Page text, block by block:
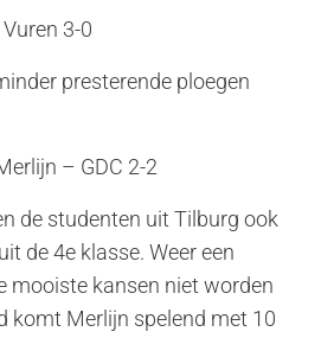
3-0
presterende ploegen
– GDC 2-2
de studenten uit Tilburg ook
de 4e klasse. Weer een
mooiste kansen niet worden
komt Merlijn spelend met 10